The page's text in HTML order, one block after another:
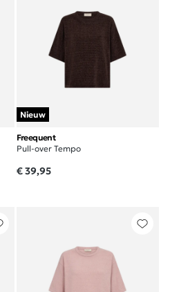
Nieuw
Freequent
Pull-over Tempo
€ 39,95